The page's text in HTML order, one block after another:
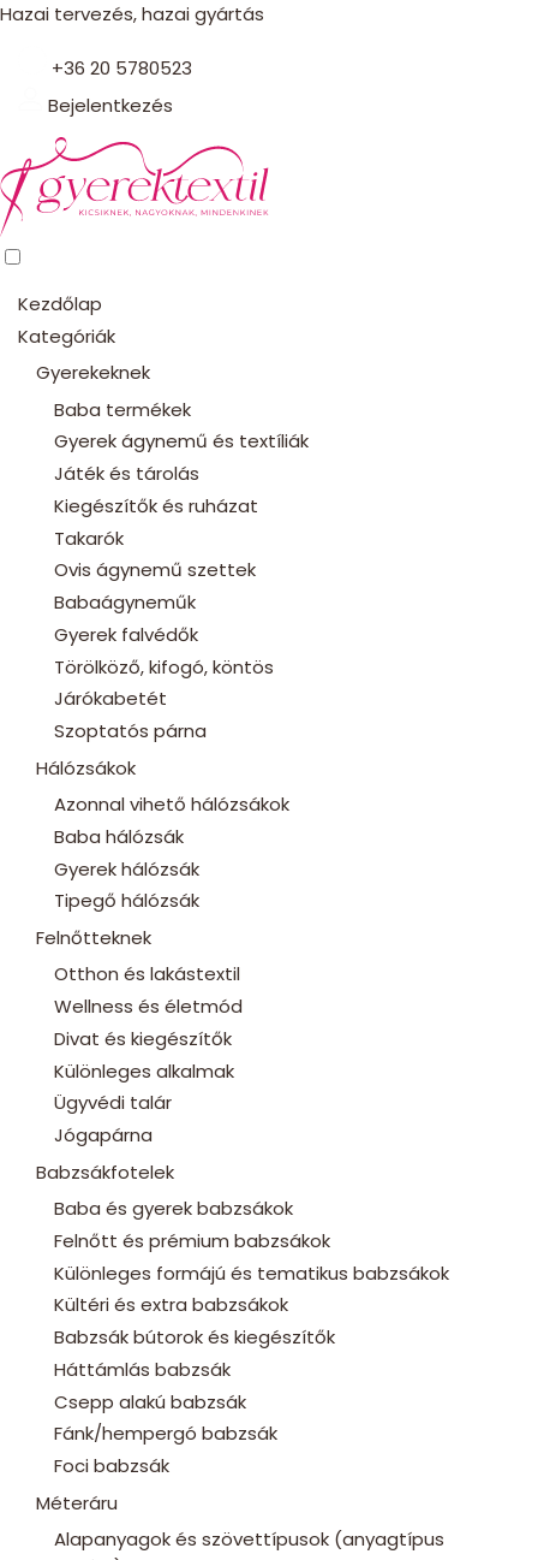
Hazai tervezés, hazai gyártás
+36 20 5780523
Bejelentkezés
Kezdőlap
Kategóriák
Gyerekeknek
Baba termékek
Gyerek ágynemű és textíliák
Játék és tárolás
Kiegészítők és ruházat
Takarók
Ovis ágynemű szettek
Babaágyneműk
Gyerek falvédők
Törölköző, kifogó, köntös
Járókabetét
Szoptatós párna
Hálózsákok
Azonnal vihető hálózsákok
Baba hálózsák
Gyerek hálózsák
Tipegő hálózsák
Felnőtteknek
Otthon és lakástextil
Wellness és életmód
Divat és kiegészítők
Különleges alkalmak
Ügyvédi talár
Jógapárna
Babzsákfotelek
Baba és gyerek babzsákok
Felnőtt és prémium babzsákok
Különleges formájú és tematikus babzsákok
Kültéri és extra babzsákok
Babzsák bútorok és kiegészítők
Háttámlás babzsák
Csepp alakú babzsák
Fánk/hempergó babzsák
Foci babzsák
Méteráru
Alapanyagok és szövettípusok (anyagtípus